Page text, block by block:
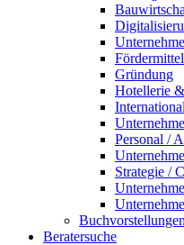
Gründung
Hotellerie
Personal /
Strategie /
Buchvorstellungen
Beratersuche